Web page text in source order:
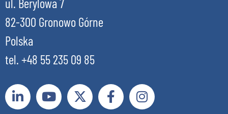
82-300 Gronowo Górne
Polska
tel. +48 55 235 09 85